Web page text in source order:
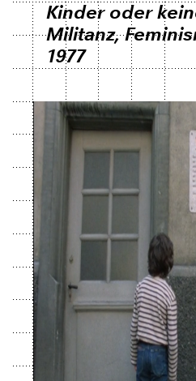
Kinder oder
Militanz,
1977